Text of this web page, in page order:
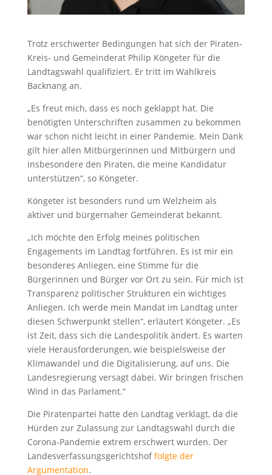
Trotz erschwerter Bedingungen hat sich der Piraten-
Kreis- und Gemeinderat Philip Köngeter für die
Landtagswahl qualifiziert. Er tritt im Wahlkreis
Backnang an.
„Es freut mich, dass es noch geklappt hat. Die
benötigten Unterschriften zusammen zu bekommen
war schon nicht leicht in einer Pandemie. Mein Dank
gilt hier allen Mitbürgerinnen und Mitbürgern und
insbesondere den Piraten, die meine Kandidatur
unterstützen“, so Köngeter.
Köngeter ist besonders rund um Welzheim als
aktiver und bürgernaher Gemeinderat bekannt.
„Ich möchte den Erfolg meines politischen
Engagements im Landtag fortführen. Es ist mir ein
besonderes Anliegen, eine Stimme für die
Bürgerinnen und Bürger vor Ort zu sein. Für mich ist
Transparenz politischer Strukturen ein wichtiges
Anliegen. Ich werde mein Mandat im Landtag unter
diesen Schwerpunkt stellen“, erläutert Köngeter. „Es
ist Zeit, dass sich die Landespolitik ändert. Es warten
viele Herausforderungen, wie beispielsweise der
Klimawandel und die Digitalisierung, auf uns. Die
Landesregierung versagt dabei. Wir bringen frischen
Wind in das Parlament.“
Die Piratenpartei hatte den Landtag verklagt, da die
Hürden zur Zulassung zur Landtagswahl durch die
Corona-Pandemie extrem erschwert wurden. Der
Landesverfassungsgerichtshoffolgte der
Argumentation.